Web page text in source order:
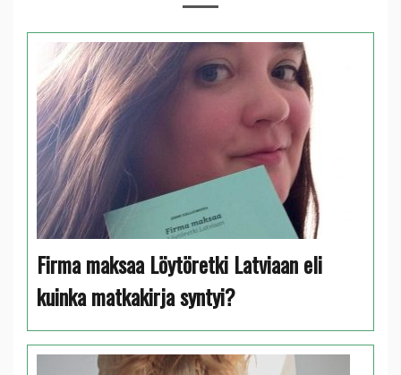
Firma maksaa Löytöretki Latviaan eli
kuinka matkakirja syntyi?